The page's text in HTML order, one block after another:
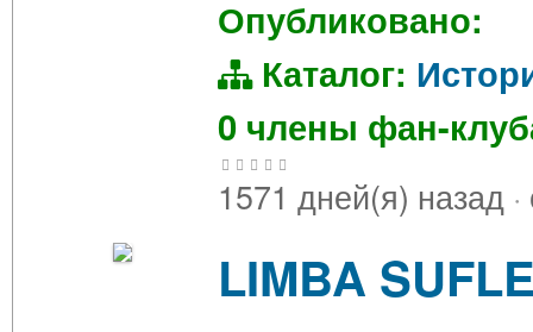
Опубликовано:
Каталог:
0 члены фан-
1571 дней(я) назад ·
LIMBA